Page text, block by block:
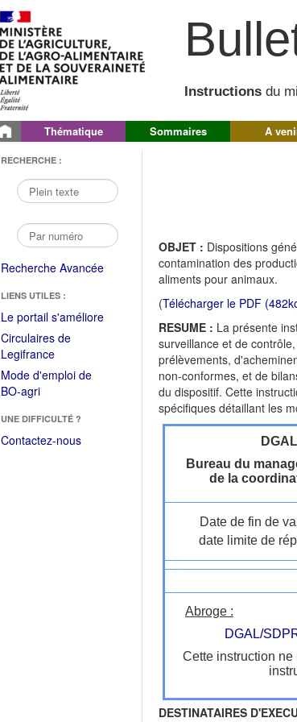
Instructions du
Thématique Sommaires A
RECHERCHE :
Recherche Avancée
LIENS UTILES :
Le portail s'améliore(Fichier
Circulaires de
Legifrance(Ouvrir
dans
une
fenêtre)
Mode d'emploi de
BO-agri(Ouvrir
une
nouvelle
UNE DIFFICULTÉ ?
Contactez-nous
OBJET : Dispositions
contamination des
aliments pour animaux.
(Télécharger le PDF
RESUME : La présente
surveillance et de
prélèvements,
non-conformes, et de
du dispositif. Cette
spécifiques détaillant les
Bureau du
de la
Date de fin de
date limite de
Abroge :
DGAL/
Cette instruction
DESTINATAIRES